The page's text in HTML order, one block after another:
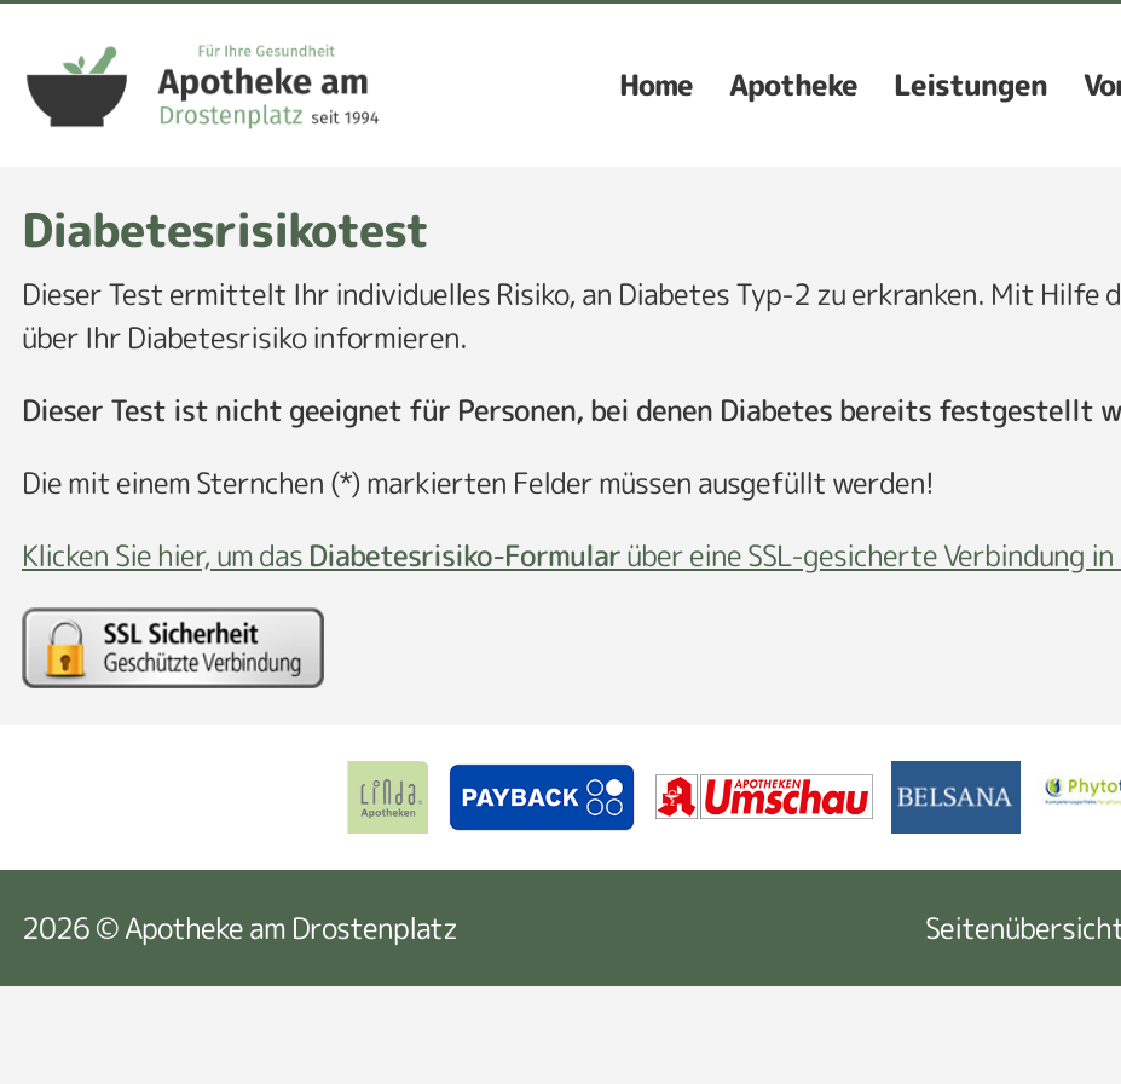
Home Apotheke Leistungen
Diabetesrisikotest
Dieser Test ermittelt Ihr individuelles Risiko, an Diabetes Typ-2 zu erkranken. Mit Hilfe
über Ihr Diabetesrisiko informieren.
Dieser Test ist nicht geeignet für Personen, bei denen Diabetes bereits festgestellt
Die mit einem Sternchen (*) markierten Felder müssen ausgefüllt werden!
Klicken Sie hier, um das Diabetesrisiko-Formularüber eine SSL-gesicherte Verbindung
2026 © Apotheke am Drostenplatz